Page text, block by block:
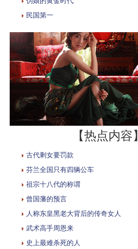
民国第一
【热点内容】
古代剩女要罚款
芬兰全国只有四辆公车
祖宗十八代的称谓
曾国藩的预言
人称东皇黑老大背后的传奇女人
武术高手周恩来
史上最难杀死的人